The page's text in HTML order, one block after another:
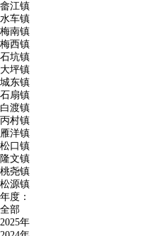
畲江镇
水车镇
梅南镇
梅西镇
石坑镇
大坪镇
城东镇
石扇镇
白渡镇
丙村镇
雁洋镇
松口镇
隆文镇
桃尧镇
松源镇
年度：
全部
2025年